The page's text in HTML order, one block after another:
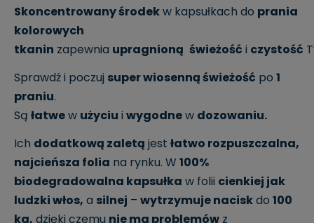
Skoncentrowany środekw kapsułkach do prania
kolorowych
tkanin zapewnia upragnioną świeżość i czystość
Sprawdź i poczuj super wiosenną świeżość po 1
praniu.
Są łatwew użyciu i wygodnew dozowaniu.
Ich dodatkową zaletą jest łatwo rozpuszczalna,
najcieńsza folia na rynku. W 100%
biodegradowalna kapsułka w folii cienkiej jak
ludzki włos, a silnej – wytrzymuje naciskdo 100
kg, dzięki czemu nie ma problemów z